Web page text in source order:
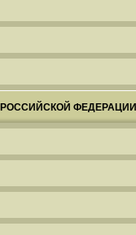
ФЕДЕРАЦИИ